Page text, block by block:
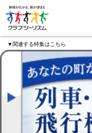
▼関連する特集はこちら